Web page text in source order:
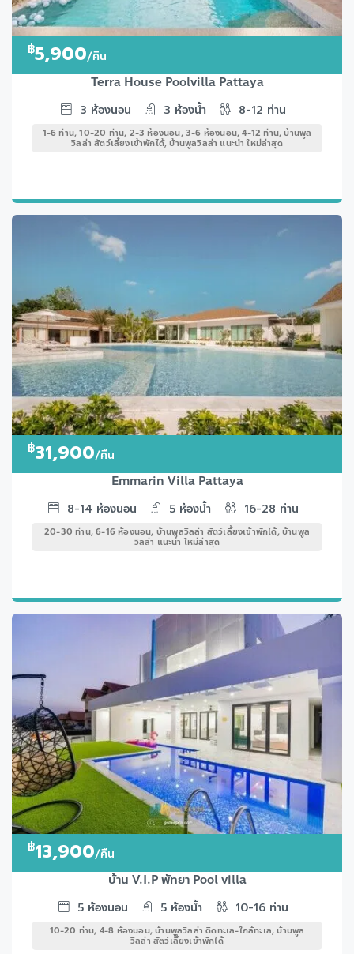
฿5,900/คืน
Terra House Poolvilla Pattaya
3 ห้องนอน 3 ห้องน้ำ 8-12 ท่าน
1-6 ท่าน, 10-20 ท่าน, 2-3 ห้องนอน, 3-6 ห้องนอน, 4-12 ท่าน, บ้านพูล
วิลล่า สัตว์เลี้ยงเข้าพักได้, บ้านพูลวิลล่า แนะนำ ใหม่ล่าสุด
฿31,900/คืน
Emmarin Villa Pattaya
8-14 ห้องนอน 5 ห้องน้ำ 16-28 ท่าน
20-30 ท่าน, 6-16 ห้องนอน, บ้านพูลวิลล่า สัตว์เลี้ยงเข้าพักได้, บ้านพูล
วิลล่า แนะนำ ใหม่ล่าสุด
฿13,900/คืน
บ้าน V.I.P พัทยา Pool villa
5 ห้องนอน 5 ห้องน้ำ 10-16 ท่าน
10-20 ท่าน, 4-8 ห้องนอน, บ้านพูลวิลล่า ติดทะเล-ใกล้ทะเล, บ้านพูล
วิลล่า สัตว์เลี้ยงเข้าพักได้